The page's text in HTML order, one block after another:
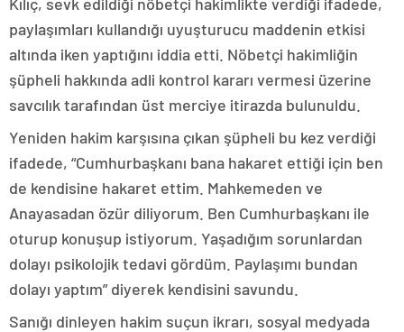
paylaşımları kullandığı uyuşturucu maddenin etkisi
altında iken yaptığını iddia etti. Nöbetçi hakimliğin
şüpheli hakkında adli kontrol kararı vermesi üzerine
savcılık tarafından üst merciye itirazda bulunuldu.
Yeniden hakim karşısına çıkan şüpheli bu kez verdiği
ifadede, “Cumhurbaşkanı bana hakaret ettiği için ben
de kendisine hakaret ettim. Mahkemeden ve
Anayasadan özür diliyorum. Ben Cumhurbaşkanı ile
oturup konuşup istiyorum. Yaşadığım sorunlardan
dolayı psikolojik tedavi gördüm. Paylaşımı bundan
dolayı yaptım” diyerek kendisini savundu.
Sanığı dinleyen hakim suçun ikrarı, sosyal medyada